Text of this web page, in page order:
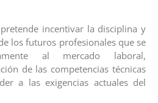
incentivar la disciplina y
los futuros profesionales que se
al mercado laboral,
de las competencias técnicas
a las exigencias actuales del